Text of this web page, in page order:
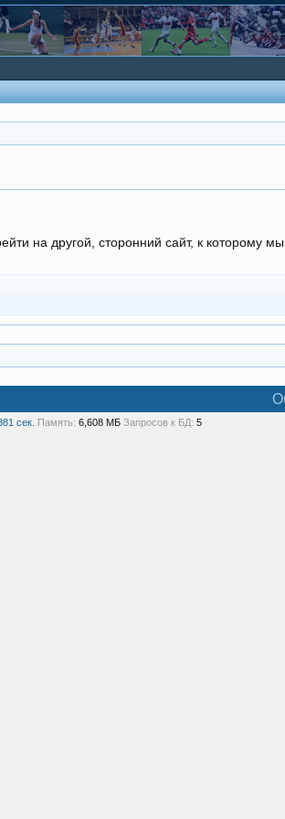
на другой, сторонний сайт, к
сек. Память: 6,608 МБ Запросов к БД: 5